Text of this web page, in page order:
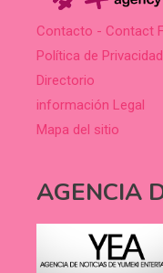
Contacto - Contact
Política de
Directorio
información Legal
Mapa del sitio
AGENCIA